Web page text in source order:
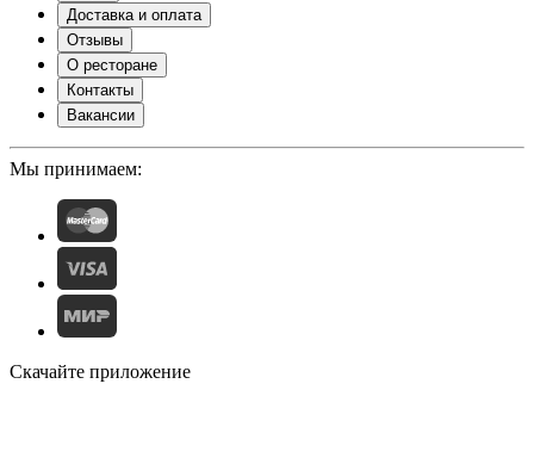
Доставка и оплата
Отзывы
О ресторане
Контакты
Вакансии
Мы принимаем:
Скачайте приложение